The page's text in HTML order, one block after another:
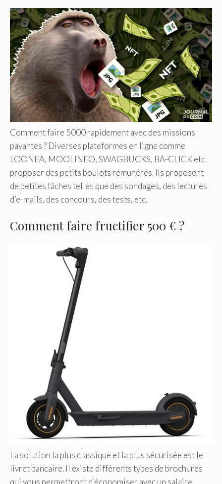
Comment faire 5000 rapidement avec des missions
payantes ? Diverses plateformes en ligne comme
LOONEA, MOOLINEO, SWAGBUCKS, BA-CLICK etc.
proposer des petits boulots rémunérés. Ils proposent
de petites tâches telles que des sondages, des lectures
d’e-mails, des concours, des tests, etc.
Comment faire fructifier 500 € ?
La solution la plus classique et la plus sécurisée est le
livret bancaire. Il existe différents types de brochures